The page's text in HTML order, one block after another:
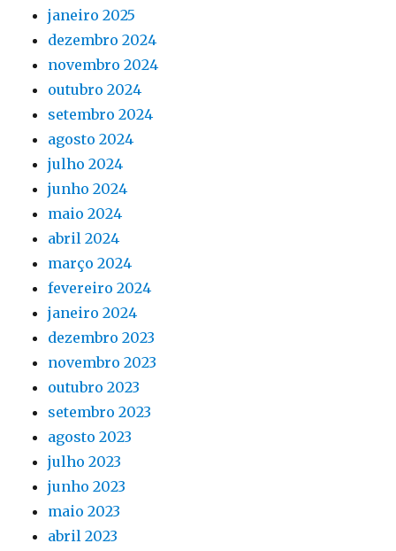
janeiro 2025
dezembro 2024
novembro 2024
outubro 2024
setembro 2024
agosto 2024
julho 2024
junho 2024
maio 2024
abril 2024
março 2024
fevereiro 2024
janeiro 2024
dezembro 2023
novembro 2023
outubro 2023
setembro 2023
agosto 2023
julho 2023
junho 2023
maio 2023
abril 2023